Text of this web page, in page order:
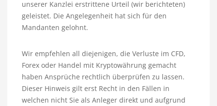
unserer Kanzlei erstrittene Urteil (wir berichteten)
geleistet. Die Angelegenheit hat sich für den
Mandanten gelohnt.
Wir empfehlen all diejenigen, die Verluste im CFD,
Forex oder Handel mit Kryptowährung gemacht
haben Ansprüche rechtlich überprüfen zu lassen.
Dieser Hinweis gilt erst Recht in den Fällen in
welchen nicht Sie als Anleger direkt und aufgrund